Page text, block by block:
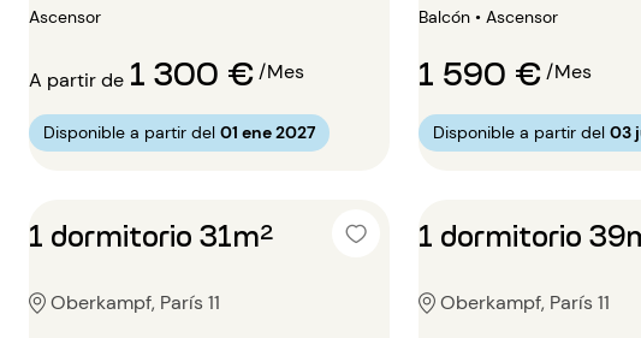
Ascensor
A partir de 1 300 €/Mes
Disponible a partir del 01 ene 2027
Balcón • Ascensor
1 590 €/Mes
Disponible a partir del 03
1 dormitorio 31m²
Oberkampf, París 11
1 dormitorio
Oberkampf, París 11